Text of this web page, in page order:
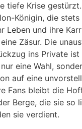
tiefe Krise
Königin, die stets
Leben und ihre
Zäsur. Die
ins Private ist
eine Wahl,
auf eine
Fans bleibt die
Berge, die sie so
sie verdient.